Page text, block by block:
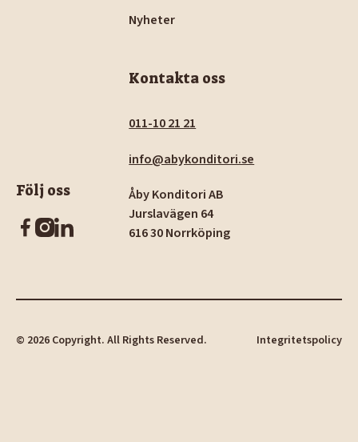
Följ oss
Nyheter
Kontakta oss
011-10 21 21
info@abykonditori.se
Åby Konditori AB
Jurslavägen 64
616 30 Norrköping
© 2026Copyright. All Rights Reserved. Integritetspolicy